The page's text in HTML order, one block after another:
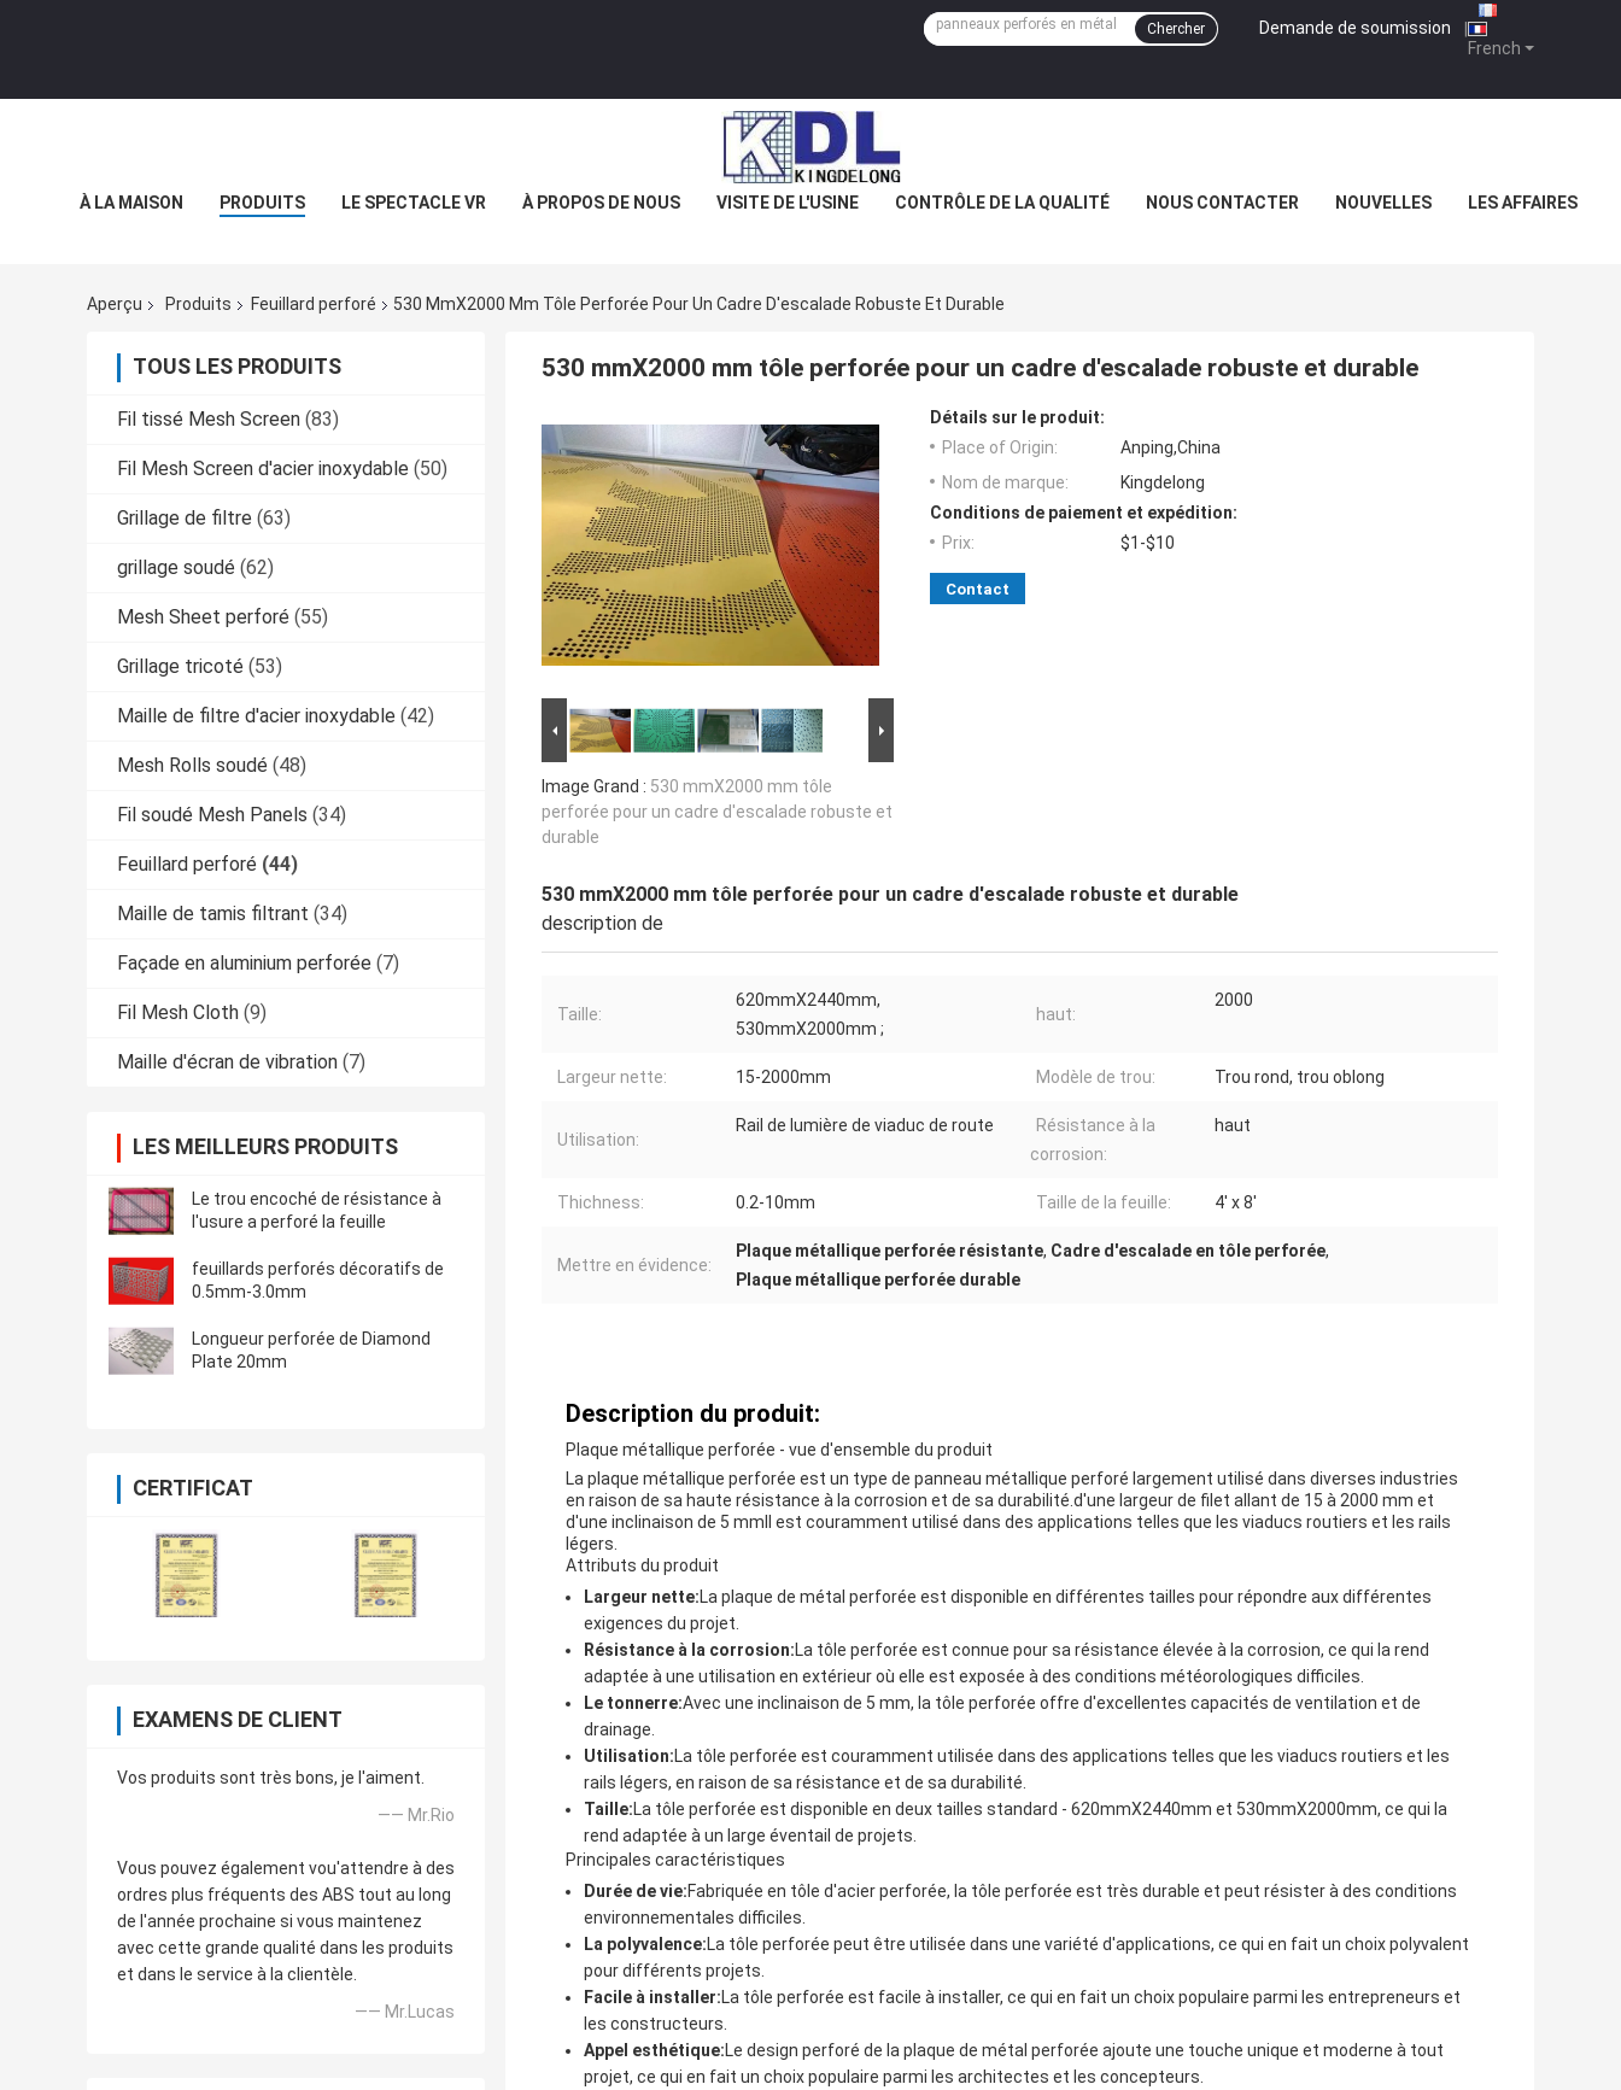
French
Demande de soumission |
Chercher
À LA MAISON PRODUITS LE SPECTACLE VR À PROPOS DE NOUS VISITE DE L'USINE CONTRÔLE DE LA QUALITÉ NOUS CONTACTER NOUVELLES LES AFFAIRES
Aperçu Produits Feuillard perforé 530 MmX2000 Mm Tôle Perforée Pour Un Cadre D'escalade Robuste Et Durable
TOUS LES PRODUITS
Fil tissé Mesh Screen (83)
Fil Mesh Screen d'acier inoxydable (50)
Grillage de filtre (63)
grillage soudé (62)
Mesh Sheet perforé (55)
Grillage tricoté (53)
Maille de filtre d'acier inoxydable (42)
Mesh Rolls soudé (48)
Fil soudé Mesh Panels (34)
Feuillard perforé (44)
Maille de tamis filtrant (34)
Façade en aluminium perforée (7)
Fil Mesh Cloth (9)
Maille d'écran de vibration (7)
LES MEILLEURS PRODUITS
Le trou encoché de résistance à
l'usure a perforé la feuille
feuillards perforés décoratifs de
0.5mm-3.0mm
Longueur perforée de Diamond
Plate 20mm
CERTIFICAT
EXAMENS DE CLIENT
Vos produits sont très bons, je l'aiment.
—— Mr.Rio
Vous pouvez également vou'attendre à des
ordres plus fréquents des ABS tout au long
de l'année prochaine si vous maintenez
avec cette grande qualité dans les produits
et dans le service à la clientèle.
—— Mr.Lucas
530 mmX2000 mm tôle perforée pour un cadre d'escalade robuste et durable
Image Grand : 530 mmX2000 mm tôle
perforée pour un cadre d'escalade robuste et
durable
Détails sur le produit:
Place of Origin:
Anping,China
Nom de marque:
Kingdelong
Conditions de paiement et expédition:
Prix:
$1-$10
Contact
530 mmX2000 mm tôle perforée pour un cadre d'escalade robuste et durable
description de
Taille:
620mmX2440mm,
530mmX2000mm ;
haut:
2000
Largeur nette: 15-2000mm Modèle de trou: Trou rond, trou oblong
Utilisation:
Rail de lumière de viaduc de route
Résistance à la
corrosion:
haut
Thichness: 0.2-10mm Taille de la feuille: 4' x 8'
Mettre en évidence:
Plaque métallique perforée résistante, Cadre d'escalade en tôle perforée,
Plaque métallique perforée durable
Description du produit:
Plaque métallique perforée - vue d'ensemble du produit
La plaque métallique perforée est un type de panneau métallique perforé largement utilisé dans diverses industries
en raison de sa haute résistance à la corrosion et de sa durabilité.d'une largeur de filet allant de 15 à 2000 mm et
d'une inclinaison de 5 mmIl est couramment utilisé dans des applications telles que les viaducs routiers et les rails
légers.
Attributs du produit
Largeur nette:La plaque de métal perforée est disponible en différentes tailles pour répondre aux différentes
exigences du projet.
Résistance à la corrosion:La tôle perforée est connue pour sa résistance élevée à la corrosion, ce qui la rend
adaptée à une utilisation en extérieur où elle est exposée à des conditions météorologiques difficiles.
Le tonnerre:Avec une inclinaison de 5 mm, la tôle perforée offre d'excellentes capacités de ventilation et de
drainage.
Utilisation:La tôle perforée est couramment utilisée dans des applications telles que les viaducs routiers et les
rails légers, en raison de sa résistance et de sa durabilité.
Taille:La tôle perforée est disponible en deux tailles standard - 620mmX2440mm et 530mmX2000mm, ce qui la
rend adaptée à un large éventail de projets.
Principales caractéristiques
Durée de vie:Fabriquée en tôle d'acier perforée, la tôle perforée est très durable et peut résister à des conditions
environnementales difficiles.
La polyvalence:La tôle perforée peut être utilisée dans une variété d'applications, ce qui en fait un choix polyvalent
pour différents projets.
Facile à installer:La tôle perforée est facile à installer, ce qui en fait un choix populaire parmi les entrepreneurs et
les constructeurs.
Appel esthétique:Le design perforé de la plaque de métal perforée ajoute une touche unique et moderne à tout
projet, ce qui en fait un choix populaire parmi les architectes et les concepteurs.